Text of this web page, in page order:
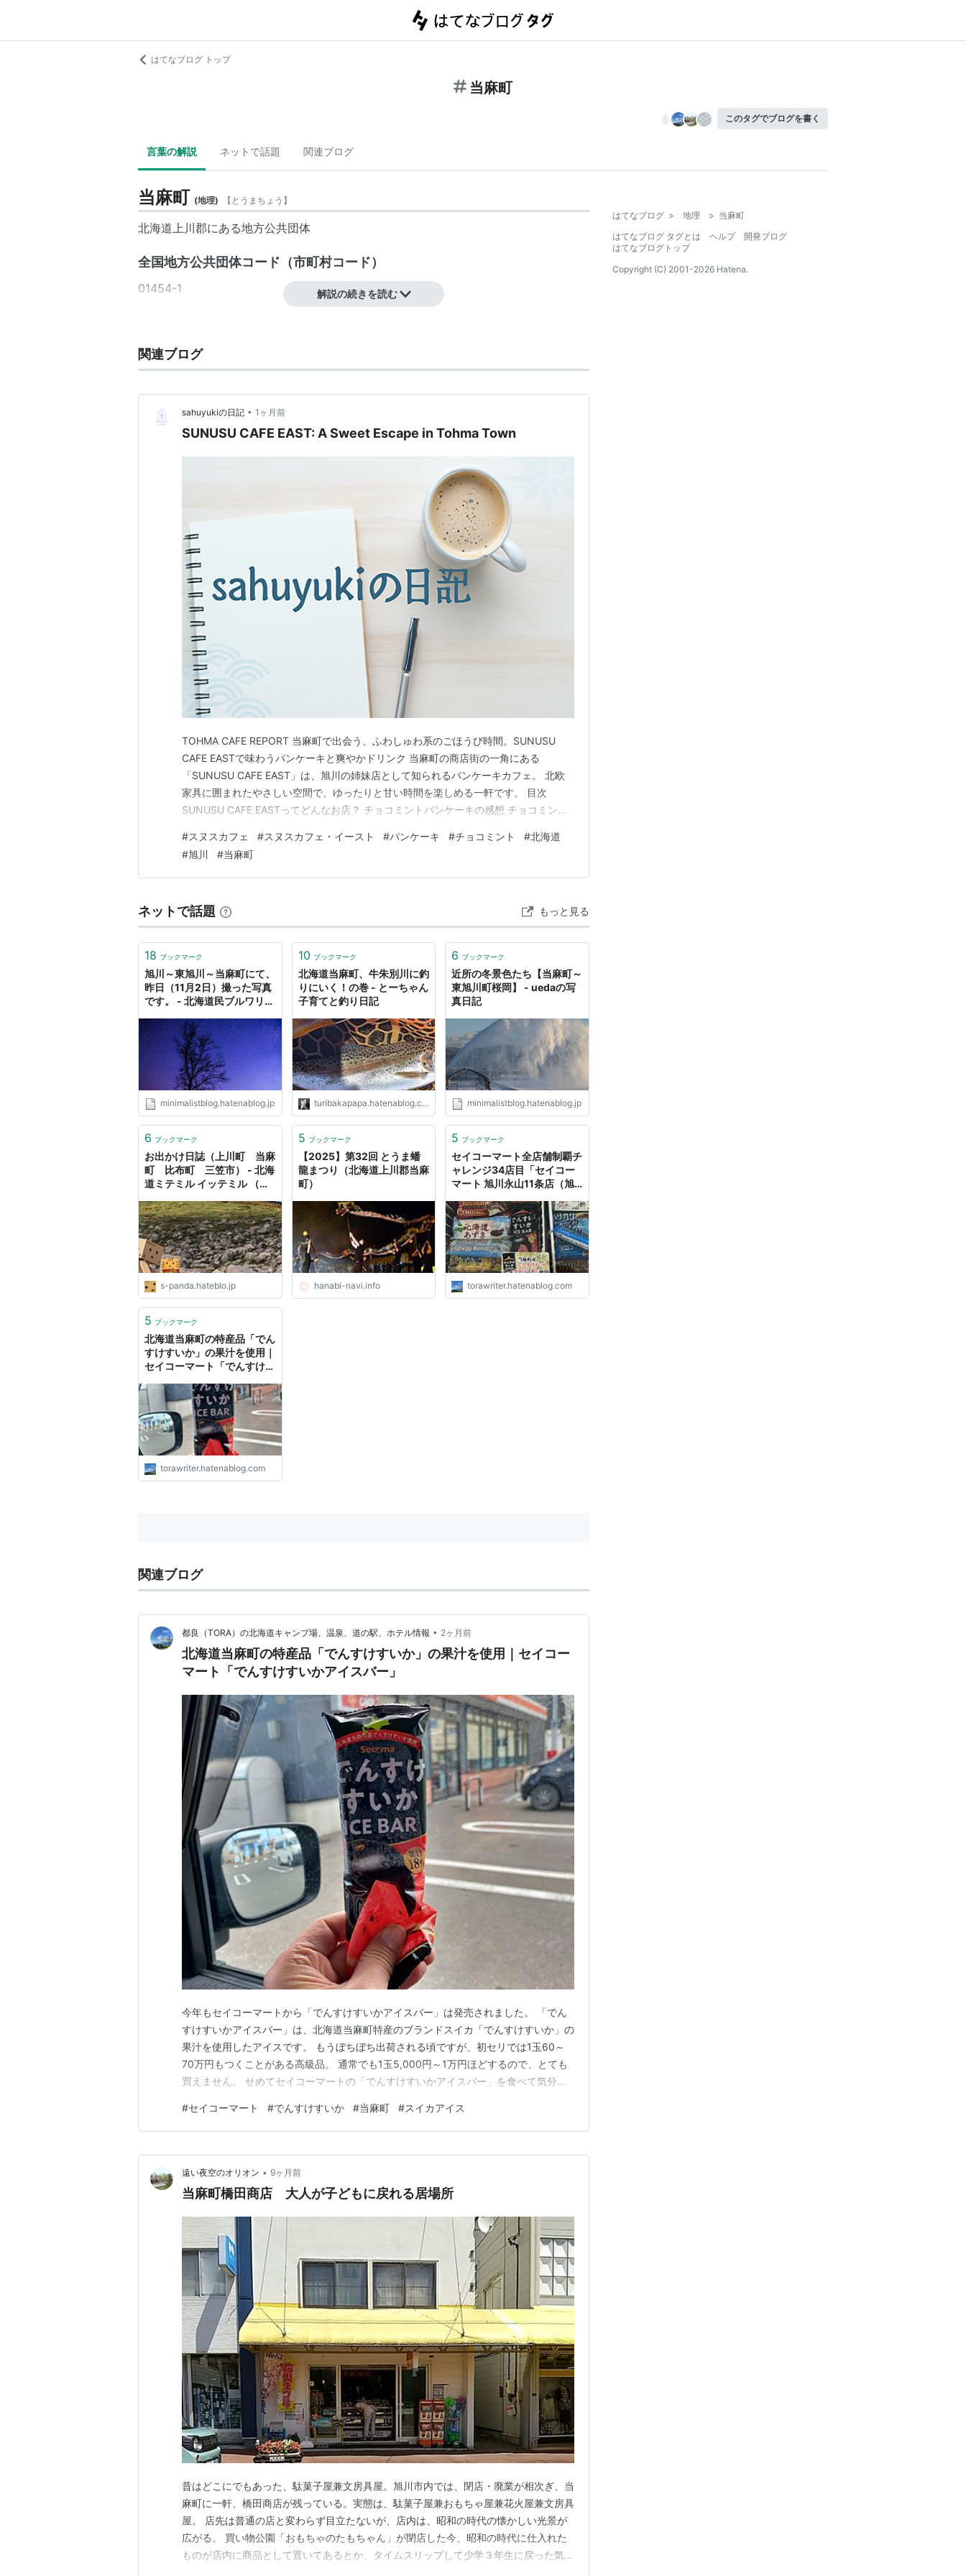
はてなブログ トップ
当麻町
このタグでブログを書く
言葉の解説 ネットで話題 関連ブログ
当麻町 (地理) 【 とうまちょう 】
北海道上川郡にある地方公共団体
全国地方公共団体コード （市町村コード）
01454-1 解説の続きを読む
関連ブログ
sahuyukiの日記 • 1ヶ月前
SUNUSU CAFE EAST: A Sweet Escape in Tohma Town
TOHMA CAFE REPORT 当麻町で出会う、ふわしゅわ系のごほうび時間。SUNUSU
CAFE EASTで味わうパンケーキと爽やかドリンク 当麻町の商店街の一角にある
「SUNUSU CAFE EAST」は、旭川の姉妹店として知られるパンケーキカフェ。 北欧
家具に囲まれたやさしい空間で、ゆったりと甘い時間を楽しめる一軒です。 目次
SUNUSU CAFE EASTってどんなお店？ チョコミントパンケーキの感想 チョコミント
ダーの感想 まとめ SUNUSU CAFE EASTってどんなお店？ 住所：北海道上川郡…
#スヌスカフェ #スヌスカフェ・イースト #パンケーキ #チョコミント #北海道
#旭川 #当麻町
ネットで話題 もっと見る
18 ブックマーク
旭川～東旭川～当麻町にて、
昨日（11月2日）撮った写真
です。 - 北海道民ブルワリー
minimalistblog.hatenablog.jp
10 ブックマーク
北海道当麻町、牛朱別川に釣
りにいく！の巻 - とーちゃん
子育てと釣り日記
turibakapapa.hatenablog.com
6 ブックマーク
近所の冬景色たち【当麻町～
東旭川町桜岡】 - uedaの写
真日記
minimalistblog.hatenablog.jp
6 ブックマーク
お出かけ日誌（上川町 当麻
町 比布町 三笠市） - 北海
道ミテミル イッテミル （北
s-panda.hateblo.jp
5 ブックマーク
【2025】第32回 とうま蟠
龍まつり（北海道上川郡当麻
町）
hanabi-navi.info
5 ブックマーク
セイコーマート全店舗制覇チ
ャレンジ34店目「セイコー
マート 旭川永山11条店（旭
んすけすいかバー - 都良
（TORA）の北海道キャンプ
場、温泉、道の駅、ホテル情
報
torawriter.hatenablog.com
5 ブックマーク
北海道当麻町の特産品「でん
すけすいか」の果汁を使用｜
セイコーマート「でんすけす
（TORA）の北海道キャンプ
場、温泉、道の駅、ホテル情
報
torawriter.hatenablog.com
関連ブログ
都良（TORA）の北海道キャンプ場、温泉、道の駅、ホテル情報 • 2ヶ月前
北海道当麻町の特産品「でんすけすいか」の果汁を使用｜セイコー
マート「でんすけすいかアイスバー」
今年もセイコーマートから「でんすけすいかアイスバー」は発売されました。 「でん
すけすいかアイスバー」は、北海道当麻町特産のブランドスイカ「でんすけすいか」の
果汁を使用したアイスです。 もうぼちぼち出荷される頃ですが、初セリでは1玉60～
70万円もつくことがある高級品。 通常でも1玉5,000円～1万円ほどするので、とても
買えません。 せめてセイコーマートの「でんすけすいかアイスバー」を食べて気分だ
ていますが、「でんすけすいかアイスバー」には種はありません。 にほんブログ村 北
海道ランキング
#セイコーマート #でんすけすいか #当麻町 #スイカアイス
遠い夜空のオリオン • 9ヶ月前
当麻町橋田商店 大人が子どもに戻れる居場所
昔はどこにでもあった、駄菓子屋兼文房具屋。旭川市内では、閉店・廃業が相次ぎ、当
麻町に一軒、橋田商店が残っている。実態は、駄菓子屋兼おもちゃ屋兼花火屋兼文房具
屋。 店先は普通の店と変わらず目立たないが、店内は、昭和の時代の懐かしい光景が
広がる。 買い物公園「おもちゃのたもちゃん」が閉店した今、昭和の時代に仕入れた
ものが店内に商品として置いてあるとか、タイムスリップして少学３年生に戻った気分
はてなブログ > 地理 > 当麻町
はてなブログ タグとは
ヘルプ
開発ブログ
はてなブログトップ
Copyright (C) 2001-2026 Hatena.